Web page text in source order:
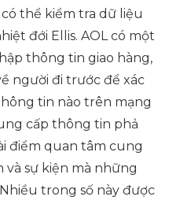
thể kiểm tra dữ liệu
đới Ellis. AOL có một
thông tin giao hàng,
người đi trước để xác
tin nào trên mạng
cấp thông tin phả
điểm quan tâm cung
và sự kiện mà những
trong số này được